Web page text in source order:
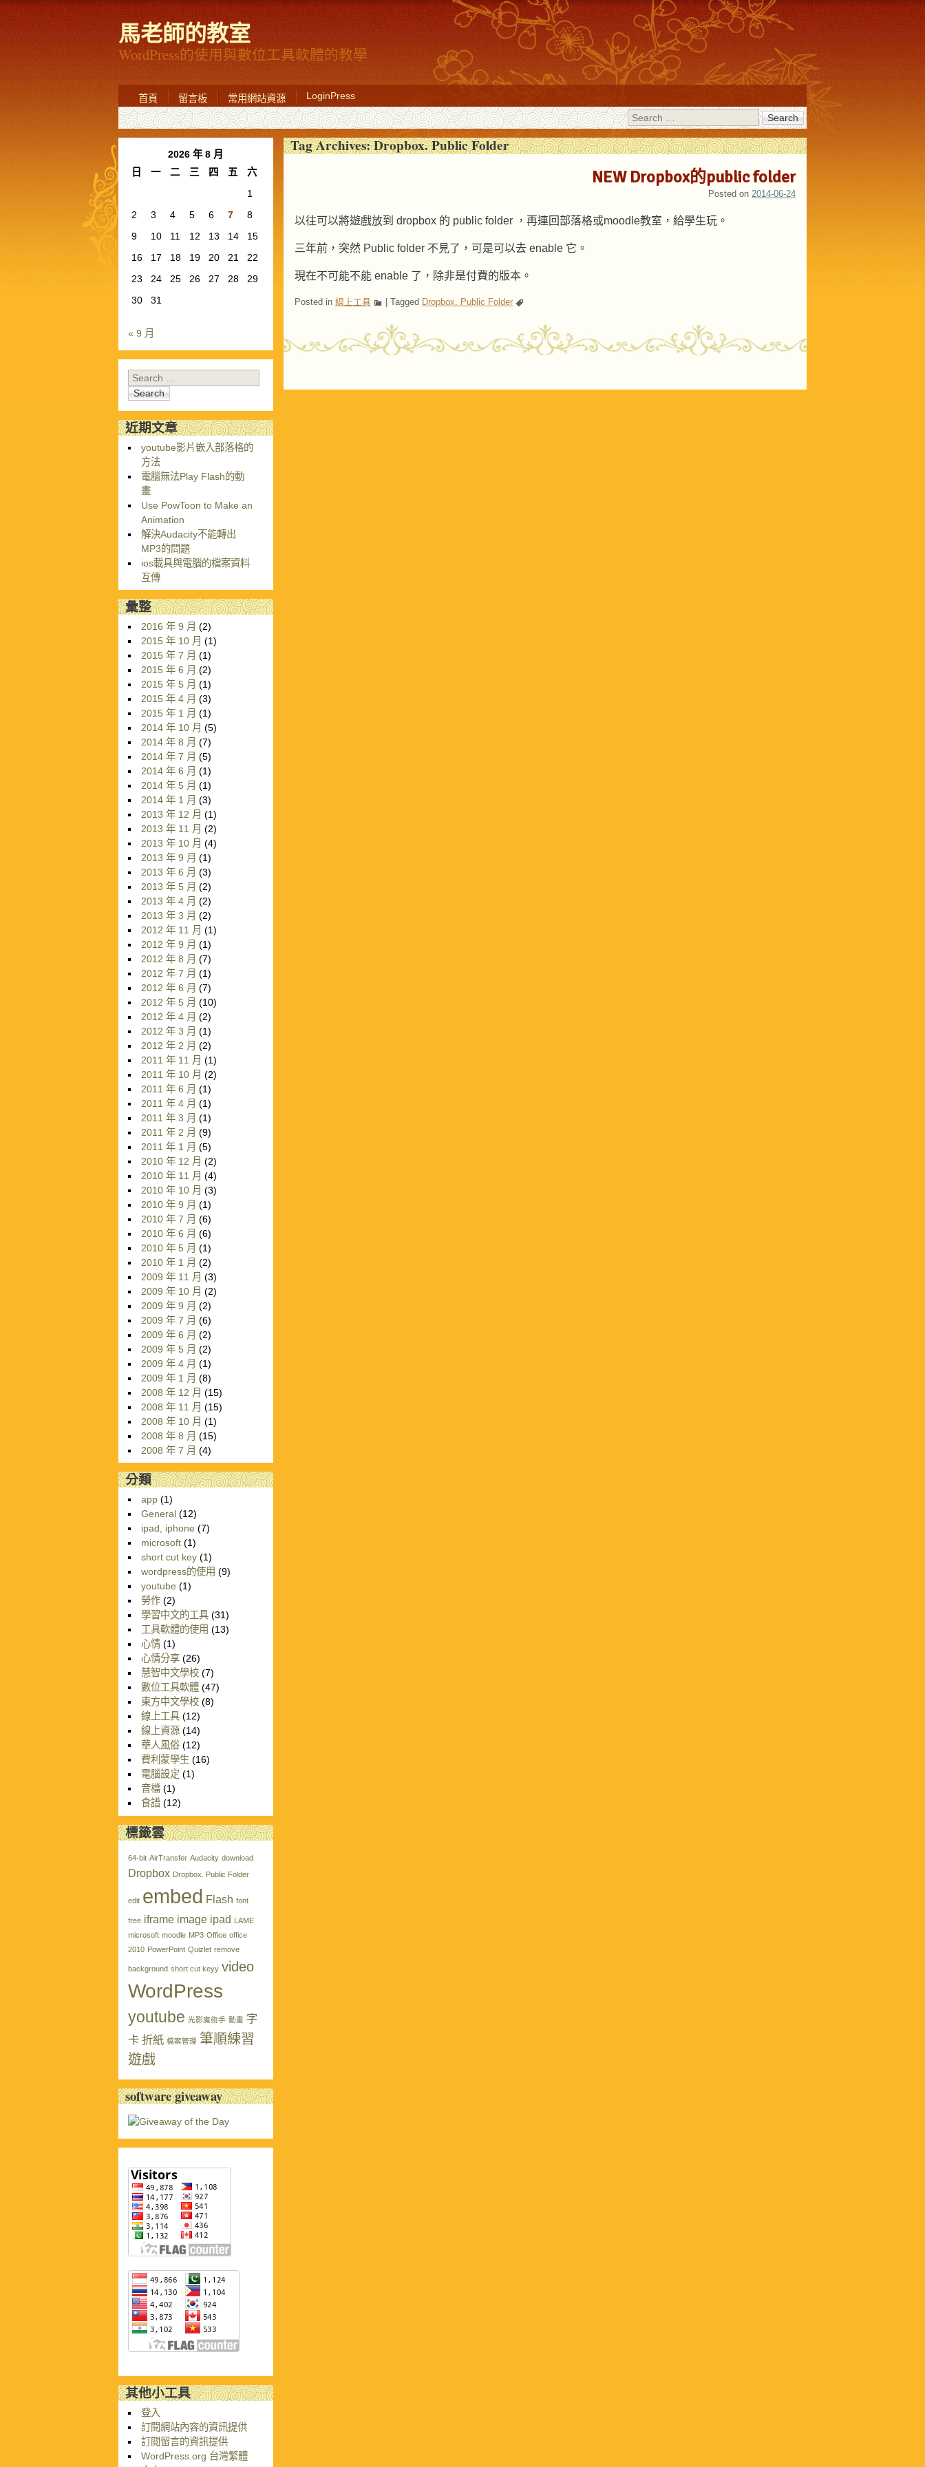
馬老師的教室
WordPress的使用與數位工具軟體的教學
首頁 留言板 常用網站資源
LoginPress
Search
Tag Archives:Dropbox. Public Folder
NEW Dropbox的public folder
Posted on 2014-06-24
以往可以將遊戲放到 dropbox 的 public folder ，再連回部落格或moodle教室，給學生玩。
三年前，突然 Public folder 不見了，可是可以去 enable 它。
現在不可能不能 enable 了，除非是付費的版本。
Posted in 線上工具 Tagged Dropbox. Public Folder
Post navigation
2026 年 8 月
日
一 二 三 四 五
六
1
2
3 4 5 6 7
8
9
10 11 12 13 14
15
16
17 18 19 20 21
22
23
24 25 26 27 28
29
30
31
« 9 月
Search
近期文章
youtube影片嵌入部落格的
方法
電腦無法Play Flash的動
畫
Use PowToon to Make an
Animation
解決Audacity不能轉出
MP3的問題
ios載具與電腦的檔案資料
互傳
彙整
2016 年 9 月 (2)
2015 年 10 月 (1)
2015 年 7 月 (1)
2015 年 6 月 (2)
2015 年 5 月 (1)
2015 年 4 月 (3)
2015 年 1 月 (1)
2014 年 10 月 (5)
2014 年 8 月 (7)
2014 年 7 月 (5)
2014 年 6 月 (1)
2014 年 5 月 (1)
2014 年 1 月 (3)
2013 年 12 月 (1)
2013 年 11 月 (2)
2013 年 10 月 (4)
2013 年 9 月 (1)
2013 年 6 月 (3)
2013 年 5 月 (2)
2013 年 4 月 (2)
2013 年 3 月 (2)
2012 年 11 月 (1)
2012 年 9 月 (1)
2012 年 8 月 (7)
2012 年 7 月 (1)
2012 年 6 月 (7)
2012 年 5 月 (10)
2012 年 4 月 (2)
2012 年 3 月 (1)
2012 年 2 月 (2)
2011 年 11 月 (1)
2011 年 10 月 (2)
2011 年 6 月 (1)
2011 年 4 月 (1)
2011 年 3 月 (1)
2011 年 2 月 (9)
2011 年 1 月 (5)
2010 年 12 月 (2)
2010 年 11 月 (4)
2010 年 10 月 (3)
2010 年 9 月 (1)
2010 年 7 月 (6)
2010 年 6 月 (6)
2010 年 5 月 (1)
2010 年 1 月 (2)
2009 年 11 月 (3)
2009 年 10 月 (2)
2009 年 9 月 (2)
2009 年 7 月 (6)
2009 年 6 月 (2)
2009 年 5 月 (2)
2009 年 4 月 (1)
2009 年 1 月 (8)
2008 年 12 月 (15)
2008 年 11 月 (15)
2008 年 10 月 (1)
2008 年 8 月 (15)
2008 年 7 月 (4)
分類
app (1)
General (12)
ipad, iphone (7)
microsoft (1)
short cut key (1)
wordpress的使用 (9)
youtube (1)
勞作 (2)
學習中文的工具 (31)
工具軟體的使用 (13)
心情 (1)
心情分享 (26)
慧智中文學校 (7)
數位工具軟體 (47)
東方中文學校 (8)
線上工具 (12)
線上資源 (14)
華人風俗 (12)
費利蒙學生 (16)
電腦設定 (1)
音檔 (1)
食譜 (12)
標籤雲
64-bit AirTransfer Audacity download
Dropbox Dropbox. Public Folder
edit embed Flash font
free iframe image ipad LAME
microsoft moodle MP3 Office office
2010 PowerPoint Quizlet remove
background short cut keyy video
WordPress
youtube 光影魔術手 動畫 字
卡 折紙 檔案管理 筆順練習
遊戲
software giveaway
其他小工具
登入
訂閱網站內容的資訊提供
訂閱留言的資訊提供
WordPress.org 台灣繁體